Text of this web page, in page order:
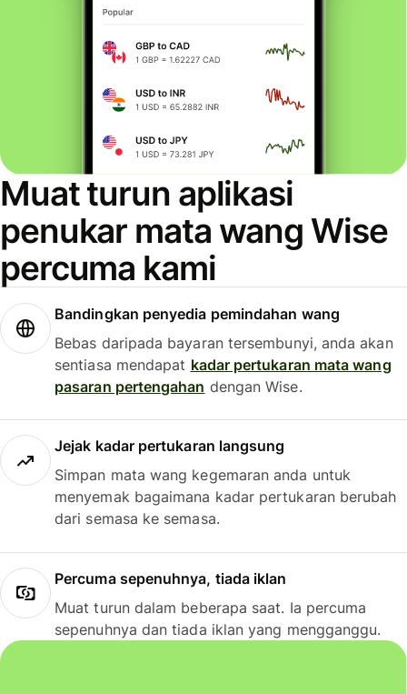
Muat turun aplikasi
penukar mata wang Wise
percuma kami
Bandingkan penyedia pemindahan wang
Bebas daripada bayaran tersembunyi, anda akan
sentiasa mendapat kadar pertukaran mata wang
pasaran pertengahan dengan Wise.
Jejak kadar pertukaran langsung
Simpan mata wang kegemaran anda untuk
menyemak bagaimana kadar pertukaran berubah
dari semasa ke semasa.
Percuma sepenuhnya, tiada iklan
Muat turun dalam beberapa saat. Ia percuma
sepenuhnya dan tiada iklan yang mengganggu.